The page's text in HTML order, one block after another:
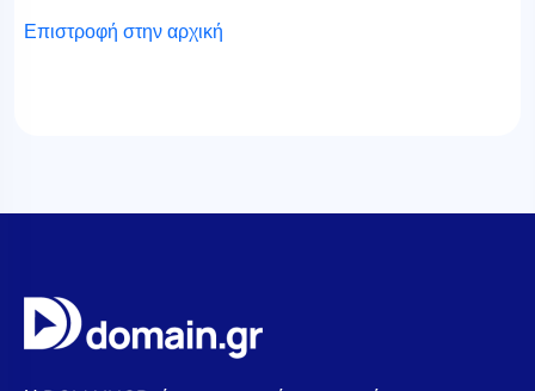
Επιστροφή στην αρχική